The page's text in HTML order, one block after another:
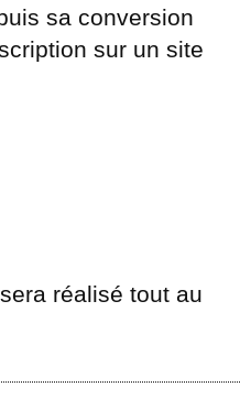
sa conversion
sur un site
réalisé tout au